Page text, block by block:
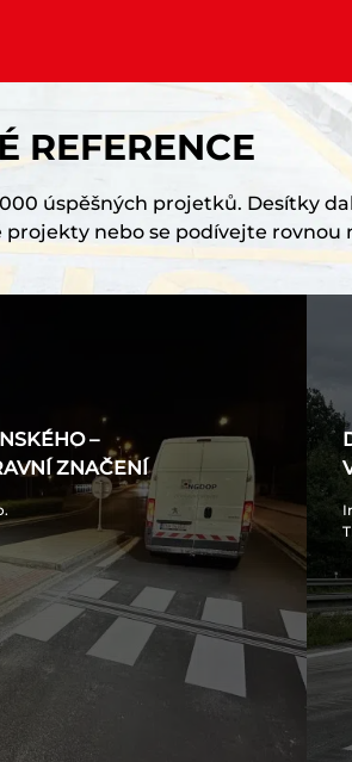
REFERENCE
úspěšných projetků. Desítky
nebo se podívejte rovnou
–
ZNAČENÍ